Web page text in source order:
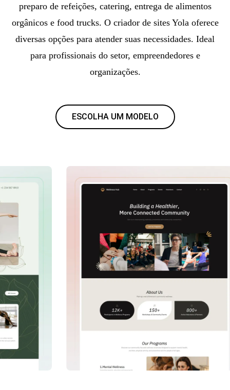
preparo de refeições, catering, entrega de alimentos
orgânicos e food trucks. O criador de sites Yola oferece
diversas opções para atender suas necessidades. Ideal
para profissionais do setor, empreendedores e
organizações.
ESCOLHA UM MODELO